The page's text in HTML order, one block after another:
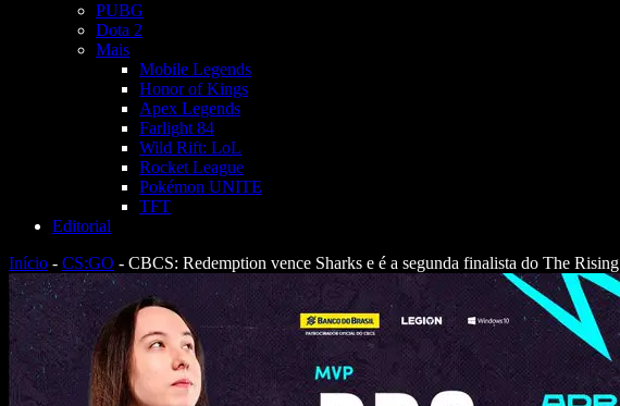
PUBG
Dota 2
Mais
Mobile Legends
Honor of Kings
Apex Legends
Farlight 84
Wild Rift: LoL
Rocket League
Pokémon UNITE
TFT
Editorial
Início - CS:GO - CBCS: Redemption vence Sharks e é a segunda finalista do The Rising